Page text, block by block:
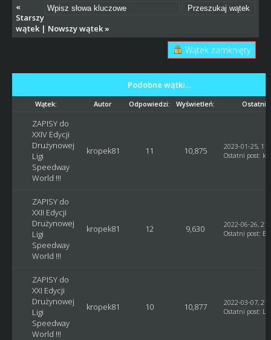
«
Starszy
wątek| Nowszy wątek»
Wątek zamknięty
Podobne wątki…
Wątek: Autor Odpowiedzi: Wyświetleń: Ostatni
ZAPISY do
XXIV Edycji
Drużynowej
Ligi
Speedway
World !!!
kropek81 11 10,875
2023-01-25,
Ostatni post:
ZAPISY do
XXII Edycji
Drużynowej
Ligi
Speedway
World !!!
kropek81 12 9,630
2022-06-26,
Ostatni post:
ZAPISY do
XXI Edycji
Drużynowej
Ligi
Speedway
World !!!
kropek81 10 10,877
2022-03-07,
Ostatni post: